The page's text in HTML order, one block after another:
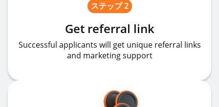
ステップ 2
Get referral link
Successful applicants will get unique referral links
and marketing support